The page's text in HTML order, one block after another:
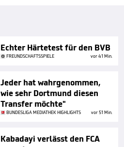
Echter Härtetest für den BVB
FREUNDSCHAFTSSPIELE vor 41 Min.
Jeder hat wahrgenommen,
wie sehr Dortmund diesen
Transfer möchte"
BUNDESLIGA MEDIATHEK HIGHLIGHTS vor 51 Min.
Kabadayi verlässt den FCA